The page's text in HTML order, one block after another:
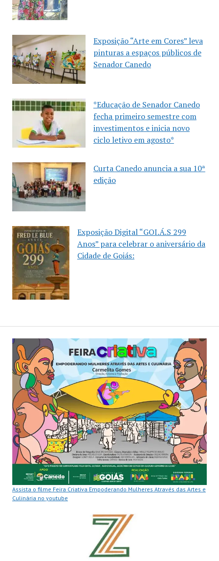
Exposição “Arte em Cores” leva
pinturas a espaços públicos de
Senador Canedo
*Educação de Senador Canedo
fecha primeiro semestre com
investimentos e inicia novo
ciclo letivo em agosto*
Curta Canedo anuncia a sua 10ª
edição
Exposição Digital “GOI.Á.S 299
Anos” para celebrar o aniversário da
Cidade de Goiás:
Assista o filme Feira Criativa Empoderando Mulheres Através das Artes e
Culinária no youtube